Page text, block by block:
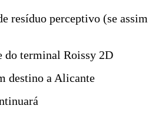
resíduo perceptivo (se assim
do terminal Roissy 2D
destino a Alicante